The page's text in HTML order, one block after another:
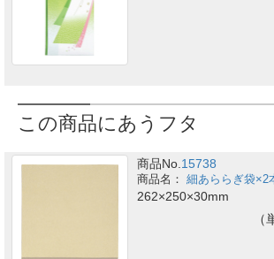
この商品にあうフタ
商品No. 15738
細あららぎ袋×2
262×250×30mm